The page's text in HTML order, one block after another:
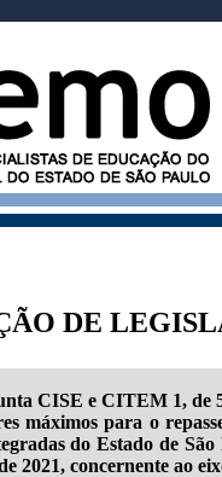
DE
CISE e CITEM 1, de
máximos para o
do Estado de
2021, concernente ao